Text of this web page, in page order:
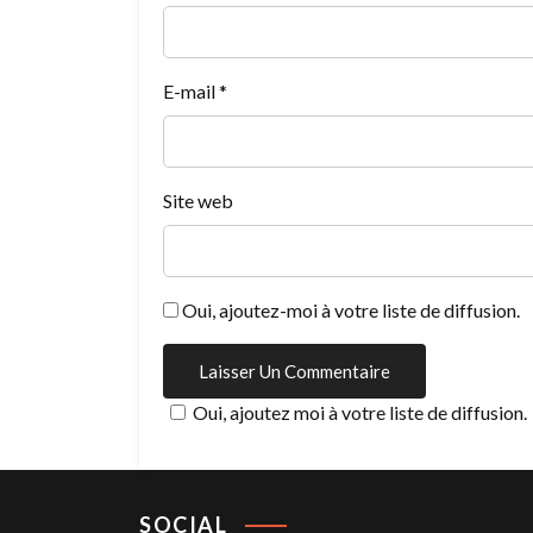
E-mail*
Site web
Oui, ajoutez-moi à votre liste de diffusion.
Oui, ajoutez moi à votre liste de diffusion.
SOCIAL